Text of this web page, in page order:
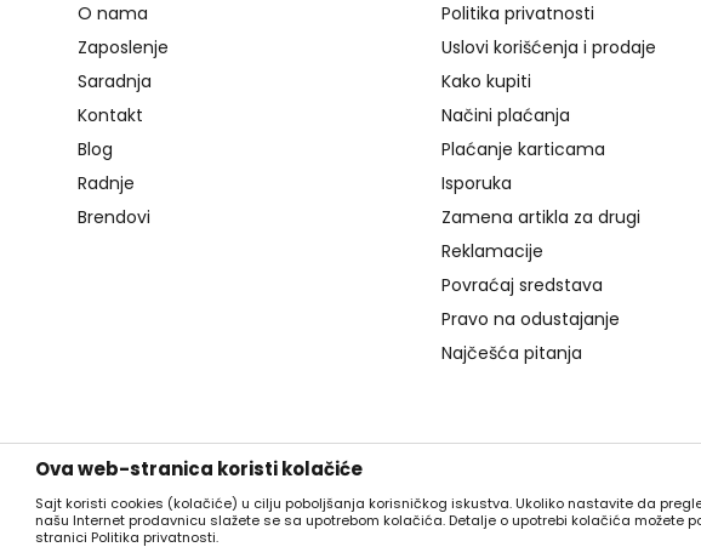
O nama
Zaposlenje
Saradnja
Kontakt
Blog
Radnje
Brendovi
Politika privatnosti
Uslovi korišćenja i prodaje
Kako kupiti
Načini plaćanja
Plaćanje karticama
Isporuka
Zamena artikla za drugi
Reklamacije
Povraćaj sredstava
Pravo na odustajanje
Najčešća pitanja
Ova web-stranica koristi kolačiće
Sajt koristi cookies (kolačiće) u cilju poboljšanja korisničkog iskustva. Ukoliko nastavite da
našu Internet prodavnicu slažete se sa upotrebom kolačića. Detalje o upotrebi kolačića možete
stranici Politika privatnosti.